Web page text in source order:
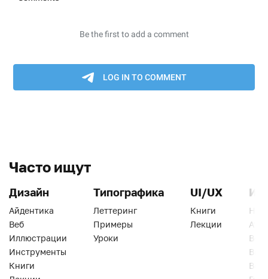
Часто ищут
Дизайн
Айдентика
Веб
Иллюстрации
Инструменты
Книги
Типографика
Леттеринг
Примеры
Уроки
UI/UX
Книги
Лекции
Веб